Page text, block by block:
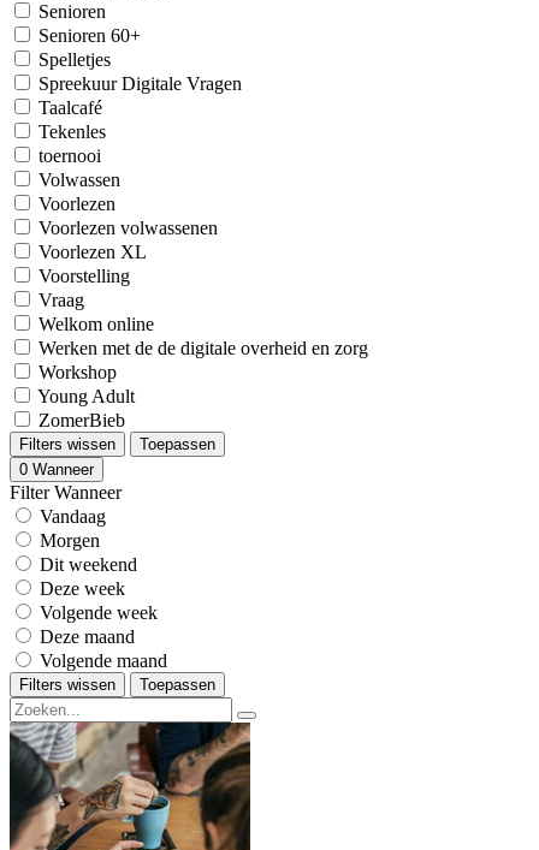
Senioren
Senioren 60+
Spelletjes
Spreekuur Digitale Vragen
Taalcafé
Tekenles
toernooi
Volwassen
Voorlezen
Voorlezen volwassenen
Voorlezen XL
Voorstelling
Vraag
Welkom online
Werken met de de digitale overheid en zorg
Workshop
Young Adult
ZomerBieb
Filters wissen
Toepassen
0 Wanneer
Filter Wanneer
Vandaag
Morgen
Dit weekend
Deze week
Volgende week
Deze maand
Volgende maand
Filters wissen Toepassen